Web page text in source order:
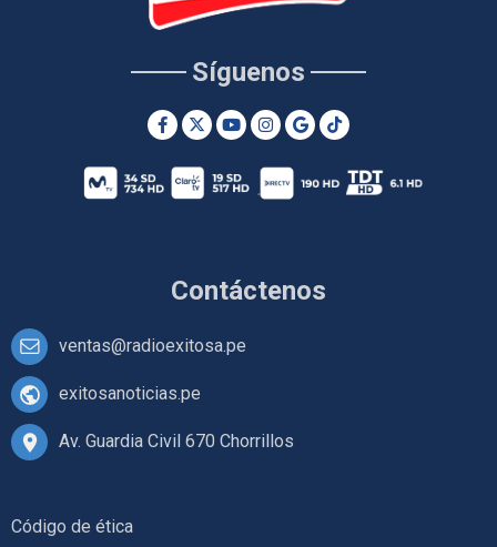
Contáctenos
ventas@radioexitosa.pe
exitosanoticias.pe
Av. Guardia Civil 670 Chorrillos
Síguenos
Código de ética